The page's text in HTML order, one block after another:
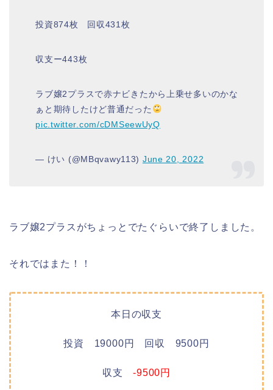
投資874枚 回収431枚
収支ー443枚
ラブ嬢2プラスで赤ナビきたから上乗せ多いのかな
ぁと期待したけど普通だった
pic.twitter.com/cDMSeewUyQ
— けい (@MBqvawy113) June 20, 2022
ラブ嬢2プラスがちょっとでたぐらいで終了しました。
それではまた！！
本日の収支
投資 19000円 回収 9500円
収支-9500円